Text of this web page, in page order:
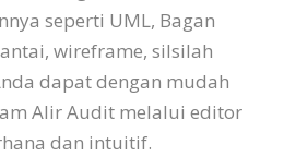
seperti UML, Bagan
wireframe, silsilah
dapat dengan mudah
Alir Audit melalui editor
dan intuitif.